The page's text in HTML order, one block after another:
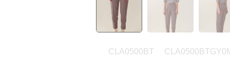
CLA0500BT